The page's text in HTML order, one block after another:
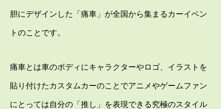
胆にデザインした「痛車」が全国から集まるカーイベン
トのことです。
痛車とは車のボディにキャラクターやロゴ、イラストを
貼り付けたカスタムカーのことでアニメやゲームファン
にとっては自分の「推し」を表現できる究極のスタイル